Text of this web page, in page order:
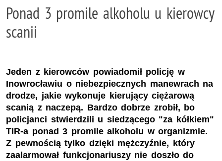
Ponad 3 promile alkoholu u kierowcy
scanii
Jeden z kierowców powiadomił policję w
Inowrocławiu o niebezpiecznych manewrach na
drodze, jakie wykonuje kierujący ciężarową
scanią z naczepą. Bardzo dobrze zrobił, bo
policjanci stwierdzili u siedzącego "za kółkiem"
TIR-a ponad 3 promile alkoholu w organizmie.
Z pewnością tylko dzięki mężczyźnie, który
zaalarmował funkcjonariuszy nie doszło do